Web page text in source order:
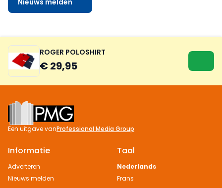
Nieuws melden
ROGER POLOSHIRT
€ 29,95
Footer
Een uitgave vanProfessional Media Group
Informatie
Adverteren
Nieuws melden
Taal
Nederlands
Frans